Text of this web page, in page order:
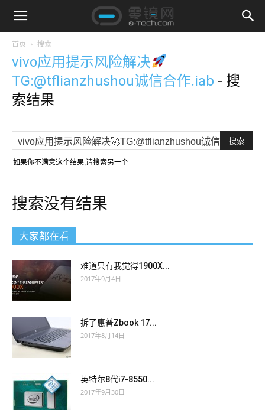
首页 搜索
vivo应用提示风险解决
TG:@tflianzhushou诚信合作.iab - 搜
索结果
如果你不满意这个结果,请搜索另一个
搜索没有结果
大家都在看
难道只有我觉得1900X...
2017年9月4日
拆了惠普Zbook 17...
2017年8月14日
英特尔8代i7-8550...
2017年9月30日